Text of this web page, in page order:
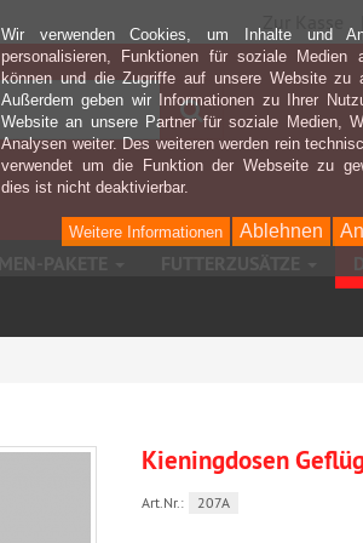
Zur Kasse
Suchen
Kieningdosen
Art.Nr.: 207A
Wir verwenden Cookies, um Inhalte und
personalisieren, Funktionen für soziale Medien
können und die Zugriffe auf unsere Website zu
Außerdem geben wir Informationen zu Ihrer
Website an unsere Partner für soziale Medien,
Analysen weiter. Des weiteren werden rein
verwendet um die Funktion der Webseite zu
dies ist nicht deaktivierbar.
Ablehnen
Weitere Informationen